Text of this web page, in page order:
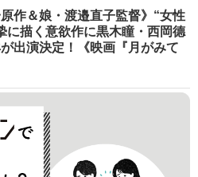
原作＆娘・渡邉直子監督》“女性
に描く意欲作に黒木瞳・西岡德
出演決定！《映画『月がみて